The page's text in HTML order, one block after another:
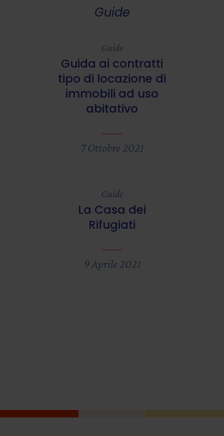
Guide
Guide
Guida ai contratti
tipo di locazione di
immobili ad uso
abitativo
7 Ottobre 2021
Guide
La Casa dei
Rifugiati
9 Aprile 2021